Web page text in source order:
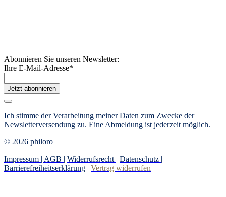
Abonnieren Sie unseren Newsletter:
Ihre E-Mail-Adresse*
Jetzt abonnieren
Ich stimme der Verarbeitung meiner Daten zum Zwecke der
Newsletterversendung zu. Eine Abmeldung ist jederzeit möglich.
© 2026 philoro
Impressum | AGB | Widerrufsrecht | Datenschutz |
Barrierefreiheitserklärung | Vertrag widerrufen